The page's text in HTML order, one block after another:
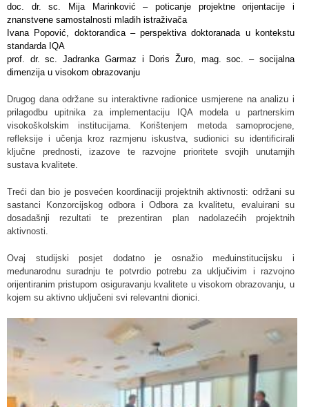
doc. dr. sc. Mija Marinković – poticanje projektne orijentacije i
znanstvene samostalnosti mladih istraživača
Ivana Popović, doktorandica – perspektiva doktoranada u kontekstu
standarda IQA
prof. dr. sc. Jadranka Garmaz i Doris Žuro, mag. soc. – socijalna
dimenzija u visokom obrazovanju
Drugog dana održane su interaktivne radionice usmjerene na analizu i
prilagodbu upitnika za implementaciju IQA modela u partnerskim
visokoškolskim institucijama. Korištenjem metoda samoprocjene,
refleksije i učenja kroz razmjenu iskustva, sudionici su identificirali
ključne prednosti, izazove te razvojne prioritete svojih unutarnjih
sustava kvalitete.
Treći dan bio je posvećen koordinaciji projektnih aktivnosti: održani su
sastanci Konzorcijskog odbora i Odbora za kvalitetu, evaluirani su
dosadašnji rezultati te prezentiran plan nadolazećih projektnih
aktivnosti.
Ovaj studijski posjet dodatno je osnažio međuinstitucijsku i
međunarodnu suradnju te potvrdio potrebu za uključivim i razvojno
orijentiranim pristupom osiguravanju kvalitete u visokom obrazovanju, u
kojem su aktivno uključeni svi relevantni dionici.